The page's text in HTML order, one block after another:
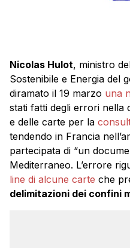
Nicolas Hulot, ministro
Sostenibile e Energia del
diramato il 19 marzo una
stati fatti degli errori nella
e delle carte per la
tendendo in Francia
partecipata di “un
Mediterraneo. L’errore
line di alcune carte che
delimitazioni dei confini